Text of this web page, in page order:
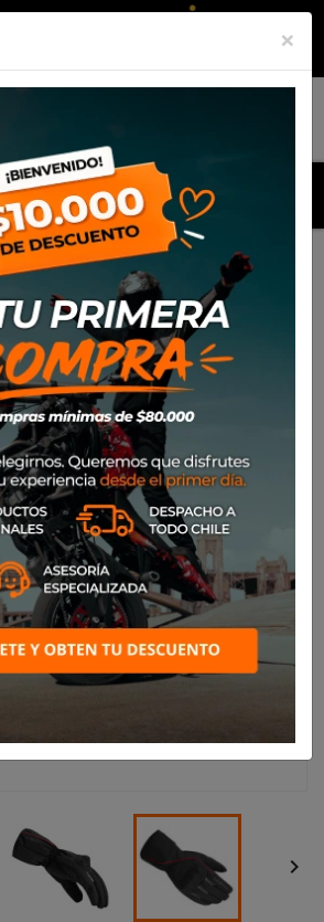
Equipamiento Guante Spidi Wnt-3

×